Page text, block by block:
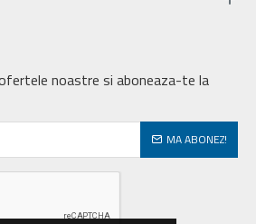
noastre si aboneaza-te la
MA ABONEZ!